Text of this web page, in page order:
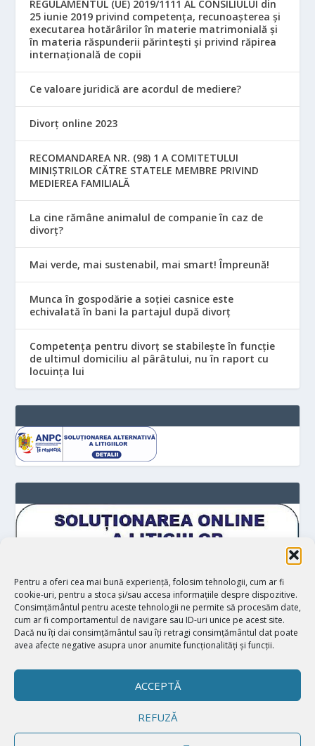
Pentru a oferi cea mai bună experiență, folosim tehnologii, cum ar fi
cookie-uri, pentru a stoca și/sau accesa informațiile despre dispozitive.
Consimțământul pentru aceste tehnologii ne permite să procesăm date,
cum ar fi comportamentul de navigare sau ID-uri unice pe acest site.
Dacă nu îți dai consimțământul sau îți retragi consimțământul dat poate
avea afecte negative asupra unor anumite funcționalități și funcții.
ACCEPTĂ
REFUZĂ
REGULAMENTUL (UE) 2019/1111 AL CONSILIULUI din
25 iunie 2019 privind competența, recunoașterea și
executarea hotărârilor în materie matrimonială și
în materia răspunderii părintești și privind răpirea
internațională de copii
Ce valoare juridică are acordul de mediere?
Divorț online 2023
RECOMANDAREA NR. (98) 1 A COMITETULUI
MINIŞTRILOR CĂTRE STATELE MEMBRE PRIVIND
MEDIEREA FAMILIALĂ
La cine rămâne animalul de companie în caz de
divorț?
Mai verde, mai sustenabil, mai smart! Împreună!
Munca în gospodărie a soției casnice este
echivalată în bani la partajul după divorț
Competența pentru divorț se stabilește în funcție
de ultimul domiciliu al pârâtului, nu în raport cu
locuinţa lui
Proiectat deElegant Themes| Realizat deWordPress